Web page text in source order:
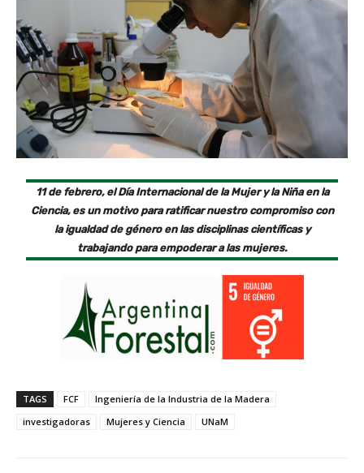
11 de febrero, el Día Internacional de la Mujer y la Niña en la
Ciencia, es un motivo para ratificar nuestro compromiso con
la igualdad de género en las disciplinas científicas y
trabajando para empoderar a las mujeres.
TAGS FCF
Ingeniería de la Industria de la Madera
investigadoras
Mujeres y Ciencia UNaM